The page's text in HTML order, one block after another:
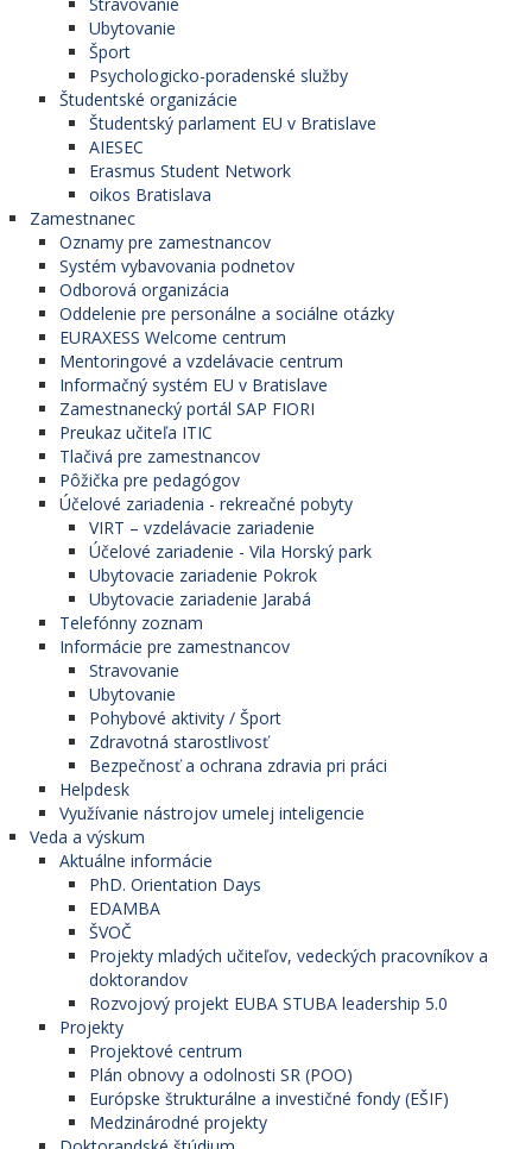
Ubytovanie
Šport
Psychologicko-poradenské služby
Študentské organizácie
Študentský parlament EU v Bratislave
AIESEC
Erasmus Student Network
oikos Bratislava
Zamestnanec
Oznamy pre zamestnancov
Systém vybavovania podnetov
Odborová organizácia
Oddelenie pre personálne a sociálne otázky
EURAXESS Welcome centrum
Mentoringové a vzdelávacie centrum
Informačný systém EU v Bratislave
Zamestnanecký portál SAP FIORI
Preukaz učiteľa ITIC
Tlačivá pre zamestnancov
Pôžička pre pedagógov
Účelové zariadenia - rekreačné pobyty
VIRT – vzdelávacie zariadenie
Účelové zariadenie - Vila Horský park
Ubytovacie zariadenie Pokrok
Ubytovacie zariadenie Jarabá
Telefónny zoznam
Informácie pre zamestnancov
Stravovanie
Ubytovanie
Pohybové aktivity / Šport
Zdravotná starostlivosť
Bezpečnosť a ochrana zdravia pri práci
Helpdesk
Využívanie nástrojov umelej inteligencie
Veda a výskum
Aktuálne informácie
PhD. Orientation Days
EDAMBA
ŠVOČ
Projekty mladých učiteľov, vedeckých pracovníkov a
doktorandov
Rozvojový projekt EUBA STUBA leadership 5.0
Projekty
Projektové centrum
Plán obnovy a odolnosti SR (POO)
Európske štrukturálne a investičné fondy (EŠIF)
Medzinárodné projekty